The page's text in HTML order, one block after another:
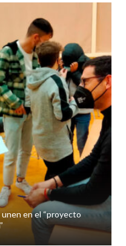
en el “proyecto